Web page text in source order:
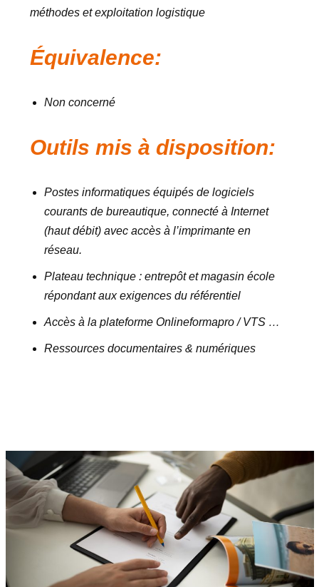
méthodes et exploitation logistique
Équivalence:
Non concerné
Outils mis à disposition:
Postes informatiques équipés de logiciels
courants de bureautique, connecté à Internet
(haut débit) avec accès à l’imprimante en
réseau.
Plateau technique : entrepôt et magasin école
répondant aux exigences du référentiel
Accès à la plateforme Onlineformapro / VTS …
Ressources documentaires & numériques